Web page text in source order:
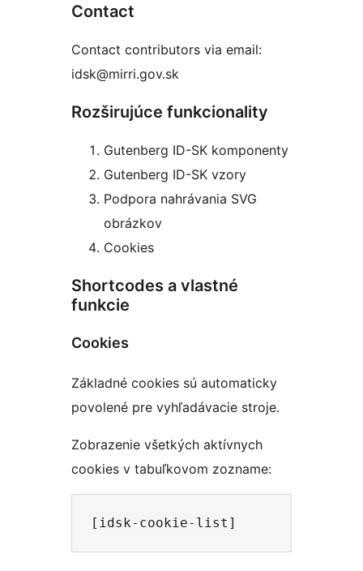
Contact
Contact contributors via email:
idsk@mirri.gov.sk
Rozširujúce funkcionality
Gutenberg ID-SK komponenty
Gutenberg ID-SK vzory
Podpora nahrávania SVG
obrázkov
Cookies
Shortcodes a vlastné
funkcie
Cookies
Základné cookies sú automaticky
povolené pre vyhľadávacie stroje.
Zobrazenie všetkých aktívnych
cookies v tabuľkovom zozname: